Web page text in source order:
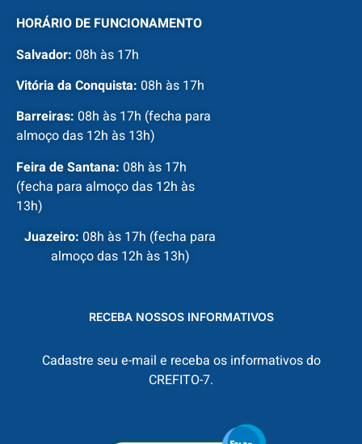
HORÁRIO DE FUNCIONAMENTO
Salvador: 08h às 17h
Vitória da Conquista: 08h às 17h
Barreiras: 08h às 17h (fecha para
almoço das 12h às 13h)
Feira de Santana: 08h às 17h
(fecha para almoço das 12h às
13h)
Juazeiro: 08h às 17h (fecha para
almoço das 12h às 13h)
RECEBA NOSSOS INFORMATIVOS
Cadastre seu e-mail e receba os informativos do
CREFITO-7.